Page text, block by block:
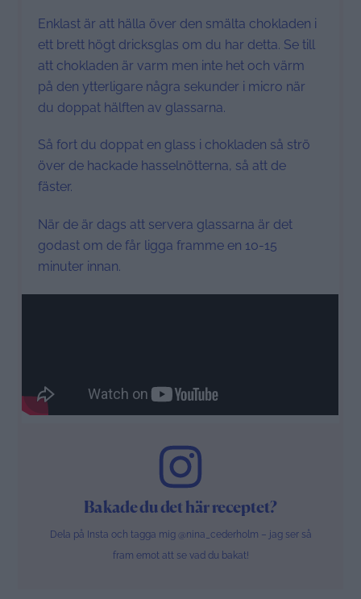
Enklast är att hälla över den smälta chokladen i
ett brett högt dricksglas om du har detta. Se till
att chokladen är varm men inte het och värm
på den ytterligare några sekunder i micro när
du doppat hälften av glassarna.
Så fort du doppat en glass i chokladen så strö
över de hackade hasselnötterna, så att de
fäster.
När de är dags att servera glassarna är det
godast om de får ligga framme en 10-15
minuter innan.
Bakade du det här receptet?
Dela på Insta och tagga mig @nina_cederholm – jag ser så
fram emot att se vad du bakat!